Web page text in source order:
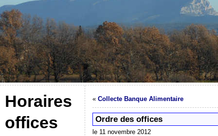
Horaires
offices
« Collecte Banque Alimentaire
Ordre des offices
le 11 novembre 2012